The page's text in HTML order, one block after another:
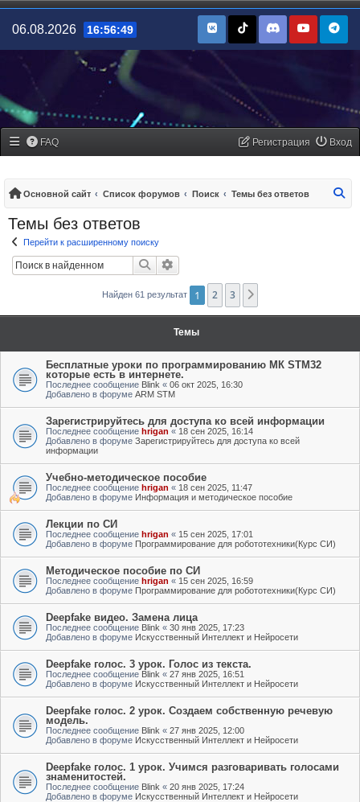
06.08.2026 16:56:49
FAQ Вход
Регистрация
Основной сайт Список форумов Поиск Темы без ответов
Темы без ответов
Перейти к расширенному поиску
Поиск
Найден 61 результат 1 2 3
Темы
Бесплатные уроки по программированию МК STM32
которые есть в интернете.
Последнее сообщение Blink « 06 окт 2025, 16:30
Добавлено в форуме ARM STM
Зарегистрируйтесь для доступа ко всей информации
Последнее сообщение hrigan « 18 сен 2025, 16:14
Добавлено в форуме Зарегистрируйтесь для доступа ко всей
информации
Учебно-методическое пособие
Последнее сообщение hrigan « 18 сен 2025, 11:47
Добавлено в форуме Информация и методическое пособие
Лекции по СИ
Последнее сообщение hrigan « 15 сен 2025, 17:01
Добавлено в форуме Программирование для робототехники(Курс СИ)
Методическое пособие по СИ
Последнее сообщение hrigan « 15 сен 2025, 16:59
Добавлено в форуме Программирование для робототехники(Курс СИ)
Deepfake видео. Замена лица
Последнее сообщение Blink « 30 янв 2025, 17:23
Добавлено в форуме Искусственный Интеллект и Нейросети
Deepfake голос. 3 урок. Голос из текста.
Последнее сообщение Blink « 27 янв 2025, 16:51
Добавлено в форуме Искусственный Интеллект и Нейросети
Deepfake голос. 2 урок. Создаем собственную речевую
модель.
Последнее сообщение Blink « 27 янв 2025, 12:00
Добавлено в форуме Искусственный Интеллект и Нейросети
Deepfake голос. 1 урок. Учимся разговаривать голосами
знаменитостей.
Последнее сообщение Blink « 20 янв 2025, 17:24
Добавлено в форуме Искусственный Интеллект и Нейросети